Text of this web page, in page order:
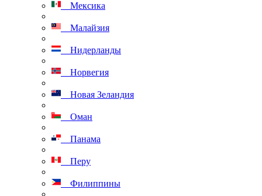
Мексика
Малайзия
Нидерланды
Норвегия
Новая Зеландия
Оман
Панама
Перу
Филиппины